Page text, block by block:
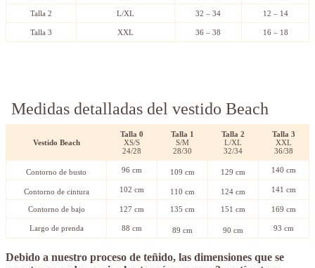
Talla 2 L/XL 32 – 34 12 – 14
Talla 3 XXL 36 – 38 16 – 18
Medidas detalladas del vestido Beach
Vestido Beach
Talla 0
XS/S
24/28
Talla 1
S/M
28/30
Talla 2
L/XL
32/34
Talla 3
XXL
36/38
Contorno de busto 96 cm 109 cm 129 cm 140 cm
Contorno de cintura 102 cm 110 cm 124 cm 141 cm
Contorno de bajo 127 cm 135 cm 151 cm 169 cm
Largo de prenda 88 cm 89 cm 90 cm 93 cm
Debido a nuestro proceso de teñido, las dimensiones que se